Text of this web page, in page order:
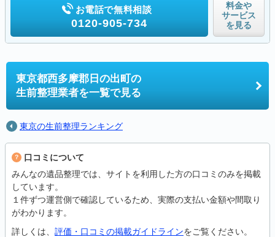
お電話で無料相談
0120-905-734
料金や
サービス
を見る
東京都西多摩郡日の出町の
生前整理業者を一覧で見る
東京の生前整理ランキング
口コミについて
みんなの遺品整理では、サイトを利用した方の口コミのみを掲載
しています。
１件ずつ運営側で確認しているため、実際の支払い金額や間取り
がわかります。
詳しくは、 評価・口コミの掲載ガイドラインをご覧ください。